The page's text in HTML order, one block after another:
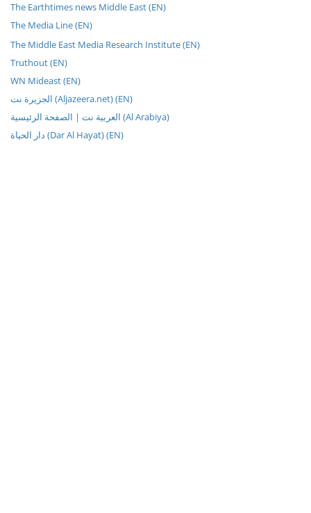
The Earthtimes news Middle East (EN)
The Media Line (EN)
The Middle East Media Research Institute (EN)
Truthout (EN)
WN Mideast (EN)
الجزيرة نت (Aljazeera.net) (EN)
العربية نت | الصفحة الرئيسية (Al Arabiya)
دار الحياة (Dar Al Hayat) (EN)